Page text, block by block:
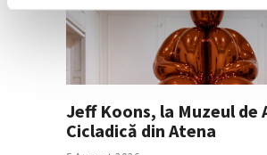
Jeff Koons, la Muzeul de
Cicladică din Atena